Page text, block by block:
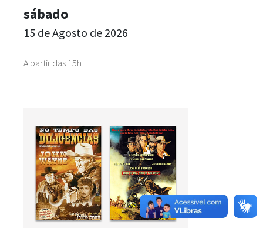
A partir das 15h
sábado
15 de Agosto de 2026